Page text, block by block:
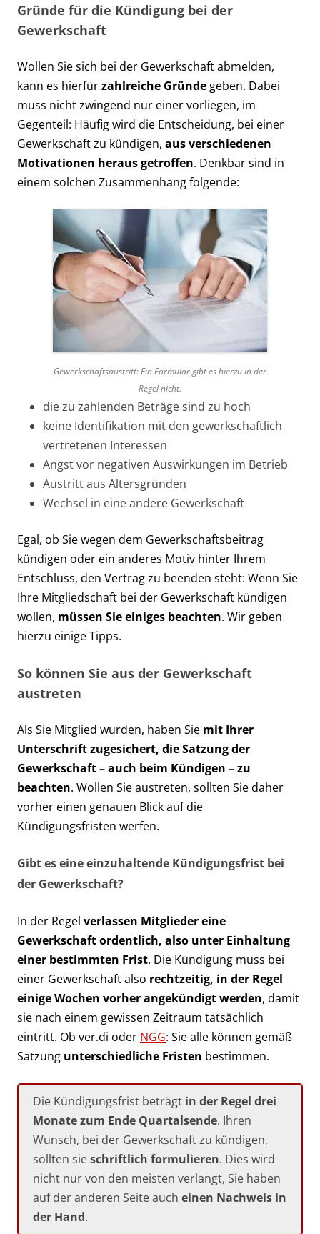
Gründe für die Kündigung bei der
Gewerkschaft
Wollen Sie sich bei der Gewerkschaft abmelden,
kann es hierfürzahlreiche Gründe geben. Dabei
muss nicht zwingend nur einer vorliegen, im
Gegenteil: Häufig wird die Entscheidung, bei einer
Gewerkschaft zu kündigen, aus verschiedenen
Motivationen heraus getroffen. Denkbar sind in
einem solchen Zusammenhang folgende:
Gewerkschaftsaustritt: Ein Formular gibt es hierzu in der
Regel nicht.
die zu zahlenden Beträge sind zu hoch
keine Identifikation mit den gewerkschaftlich
vertretenen Interessen
Angst vor negativen Auswirkungen im Betrieb
Austritt aus Altersgründen
Wechsel in eine andere Gewerkschaft
Egal, ob Sie wegen dem Gewerkschaftsbeitrag
kündigen oder ein anderes Motiv hinter Ihrem
Entschluss, den Vertrag zu beenden steht: Wenn Sie
Ihre Mitgliedschaft bei der Gewerkschaft kündigen
wollen, müssen Sie einiges beachten. Wir geben
hierzu einige Tipps.
So können Sie aus der Gewerkschaft
austreten
Als Sie Mitglied wurden, haben Sie mit Ihrer
Unterschrift zugesichert, die Satzung der
Gewerkschaft – auch beim Kündigen – zu
beachten. Wollen Sie austreten, sollten Sie daher
vorher einen genauen Blick auf die
Kündigungsfristen werfen.
Gibt es eine einzuhaltende Kündigungsfrist bei
der Gewerkschaft?
In der Regel verlassen Mitglieder eine
Gewerkschaft ordentlich, also unter Einhaltung
einer bestimmten Frist. Die Kündigung muss bei
einer Gewerkschaft also rechtzeitig, in der Regel
einige Wochen vorher angekündigt werden, damit
sie nach einem gewissen Zeitraum tatsächlich
eintritt. Ob ver.di oder NGG: Sie alle können gemäß
Satzung unterschiedliche Fristen bestimmen.
Die Kündigungsfrist beträgt in der Regel drei
Monate zum Ende Quartalsende. Ihren
Wunsch, bei der Gewerkschaft zu kündigen,
sollten sieschriftlich formulieren. Dies wird
nicht nur von den meisten verlangt, Sie haben
auf der anderen Seite auch einen Nachweis in
der Hand.